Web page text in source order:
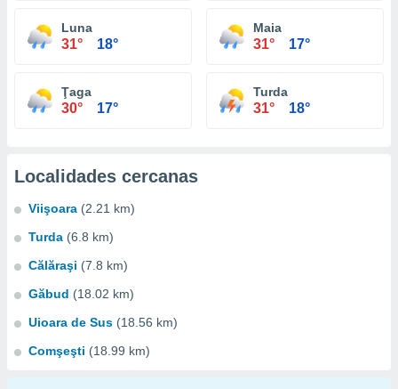
Luna
31° 18°
Maia
31° 17°
Ţaga
30° 17°
Turda
31° 18°
Localidades cercanas
Viişoara (2.21 km)
Turda (6.8 km)
Călăraşi (7.8 km)
Găbud (18.02 km)
Uioara de Sus (18.56 km)
Comşeşti (18.99 km)